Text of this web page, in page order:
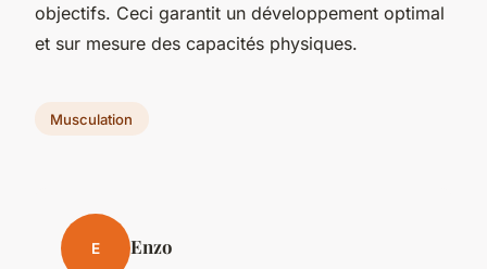
objectifs. Ceci garantit un développement optimal
et sur mesure des capacités physiques.
Musculation
E Enzo